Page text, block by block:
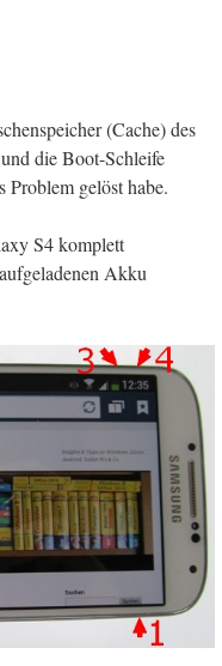
(Cache) des
die Boot-Schleife
Problem gelöst habe.
S4 komplett
Akku